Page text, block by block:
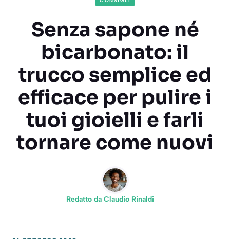
Senza sapone né
bicarbonato: il
trucco semplice ed
efficace per pulire i
tuoi gioielli e farli
tornare come nuovi
Redatto da Claudio Rinaldi